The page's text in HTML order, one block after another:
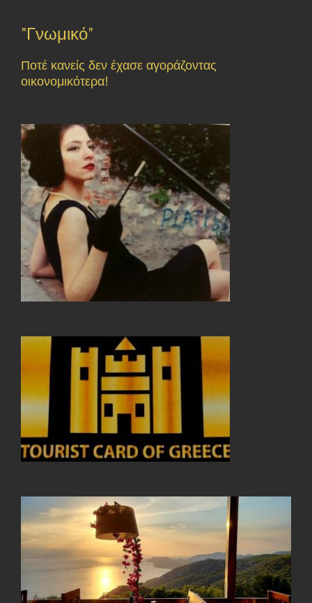
"Γνωμικό"
Ποτέ κανείς δεν έχασε αγοράζοντας
οικονομικότερα!